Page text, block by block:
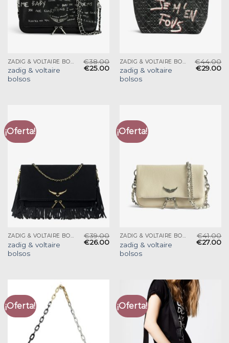
ZADIG & VOLTAIRE BOLSOS
zadig & voltaire
bolsos
€38.00
€25.00
ZADIG & VOLTAIRE BOLSOS
zadig & voltaire
bolsos
€44.00
€29.00
¡Oferta!
ZADIG & VOLTAIRE BOLSOS
zadig & voltaire
bolsos
€39.00
€26.00
¡Oferta!
ZADIG & VOLTAIRE BOLSOS
zadig & voltaire
bolsos
€41.00
€27.00
¡Oferta! ¡Oferta!